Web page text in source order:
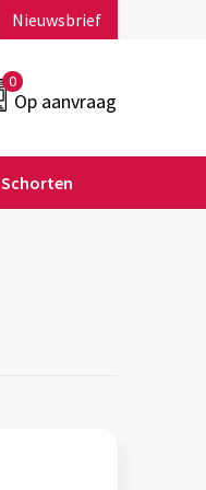
Nieuwsbrief
0
Op aanvraag
Schorten